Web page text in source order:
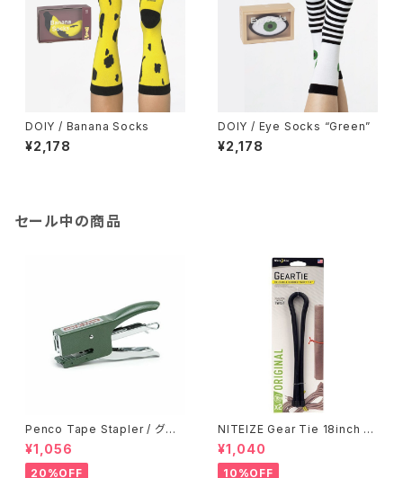
DOIY / Banana Socks
¥2,178
DOIY / Eye Socks “Green”
¥2,178
セール中の商品
Penco Tape Stapler / グリ
ーン
¥1,056
20%OFF
NITEIZE Gear Tie 18inch /
ブラック
¥1,040
10%OFF